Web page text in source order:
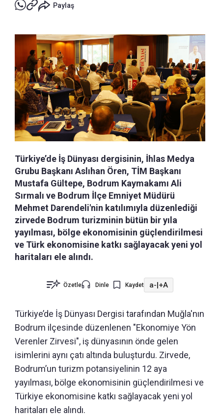
Paylaş
Türkiye’de İş Dünyası dergisinin, İhlas Medya
Grubu Başkanı Aslıhan Ören, TİM Başkanı
Mustafa Gültepe, Bodrum Kaymakamı Ali
Sırmalı ve Bodrum İlçe Emniyet Müdürü
Mehmet Darendeli'nin katılımıyla düzenlediği
zirvede Bodrum turizminin bütün bir yıla
yayılması, bölge ekonomisinin güçlendirilmesi
ve Türk ekonomisine katkı sağlayacak yeni yol
haritaları ele alındı.
Özetle Dinle Kaydet a-|+A
Türkiye’de İş Dünyası Dergisi tarafından Muğla'nın
Bodrum ilçesinde düzenlenen "Ekonomiye Yön
Verenler Zirvesi", iş dünyasının önde gelen
isimlerini aynı çatı altında buluşturdu. Zirvede,
Bodrum’un turizm potansiyelinin 12 aya
yayılması, bölge ekonomisinin güçlendirilmesi ve
Türkiye ekonomisine katkı sağlayacak yeni yol
haritaları ele alındı.